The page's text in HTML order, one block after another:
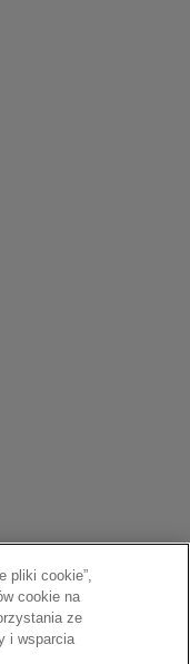
pliki cookie”,
cookie na
ze
i wsparcia